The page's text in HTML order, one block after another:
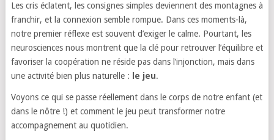
Les cris éclatent, les consignes simples deviennent des montagnes à
franchir, et la connexion semble rompue. Dans ces moments-là,
notre premier réflexe est souvent d’exiger le calme. Pourtant, les
neurosciences nous montrent que la clé pour retrouver l’équilibre et
favoriser la coopération ne réside pas dans l’injonction, mais dans
une activité bien plus naturelle :
le jeu.
Voyons ce qui se passe réellement dans le corps de notre enfant (et
dans le nôtre !) et comment le jeu peut transformer notre
accompagnement au quotidien.